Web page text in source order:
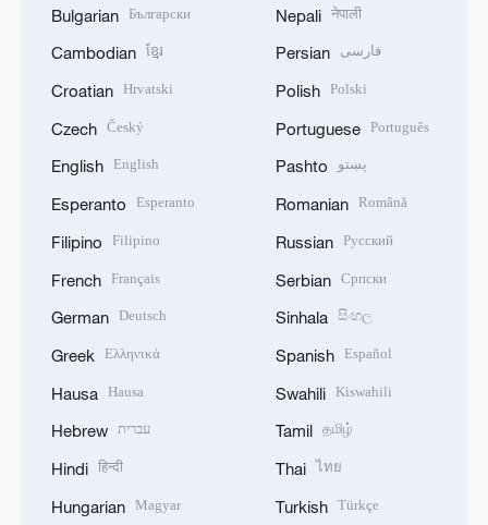
Bulgarian Български
Cambodian ខ្មែរ
Croatian Hrvatski
Czech Český
English English
Esperanto Esperanto
Filipino Filipino
French Français
German Deutsch
Greek Ελληνικά
Hausa Hausa
Hebrew עברית
Hindi हिन्दी
Hungarian Magyar
Nepali नेपाली
Persian فارسی
Polish Polski
Portuguese Português
Pashto پښتو
Romanian Română
Russian Русский
Serbian Српски
Sinhala සිංහල
Spanish Español
Swahili Kiswahili
Tamil தமிழ்
Thai ไทย
Turkish Türkçe